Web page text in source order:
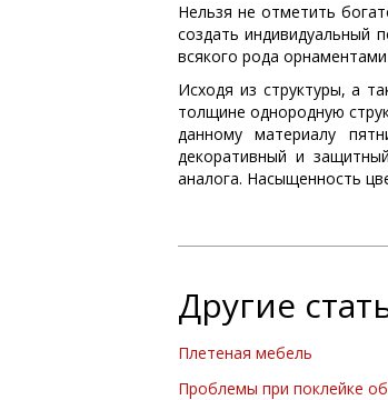
Нельзя не отметить
создать индивидуальный
всякого рода
Исходя из структуры, а
толщине однородную
данному материалу
декоративный и
аналога. Насыщенность
Другие
Плетеная мебель
Проблемы при поклейке